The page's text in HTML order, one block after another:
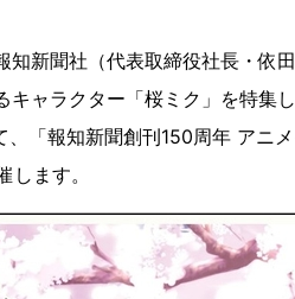
知新聞社（代表取締役社長・依
キャラクター「桜ミク」を特集
「報知新聞創刊150周年 アニ
ます。